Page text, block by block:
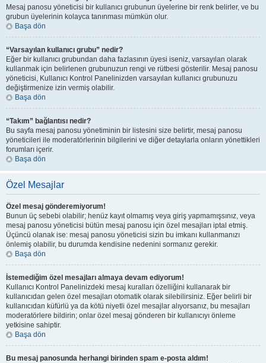
Mesaj panosu yöneticisi bir kullanıcı grubunun üyelerine bir renk belirler, ve bu
grubun üyelerinin kolayca tanınması mümkün olur.
Başa dön
“Varsayılan kullanıcı grubu” nedir?
Eğer bir kullanıcı grubundan daha fazlasının üyesi iseniz, varsayılan olarak
kullanmak için belirlenen grubunuzun rengi ve rütbesi gösterilir. Mesaj panosu
yöneticisi, Kullanıcı Kontrol Panelinizden varsayılan kullanıcı grubunuzu
değiştirmenize izin vermiş olabilir.
Başa dön
“Takım” bağlantısı nedir?
Bu sayfa mesaj panosu yönetiminin bir listesini size belirtir, mesaj panosu
yöneticileri ile moderatörlerinin bilgilerini ve diğer detaylarla onların yönettikleri
forumları içerir.
Başa dön
Özel Mesajlar
Özel mesaj gönderemiyorum!
Bunun üç sebebi olabilir; henüz kayıt olmamış veya giriş yapmamışsınız, veya
mesaj panosu yöneticisi bütün mesaj panosu için özel mesajları iptal etmiş.
Üçüncü olanak ise: mesaj panosu yöneticisi sizin bu imkanı kullanmanızı
önlemiş olabilir, bu durumda kendisine nedenini sormanız gerekir.
Başa dön
İstemediğim özel mesajları almaya devam ediyorum!
Kullanıcı Kontrol Panelinizdeki mesaj kuralları özelliğini kullanarak bir
kullanıcıdan gelen özel mesajları otomatik olarak silebilirsiniz. Eğer belirli bir
kullanıcıdan küfürlü ya da kötü niyetli özel mesajlar alıyorsanız, bu mesajları
moderatörlere bildirin; onlar özel mesaj gönderen bir kullanıcıyı önleme
yetkisine sahiptir.
Başa dön
Bu mesaj panosunda herhangi birinden spam e-posta aldım!